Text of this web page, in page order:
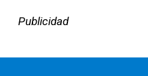
Publicidad